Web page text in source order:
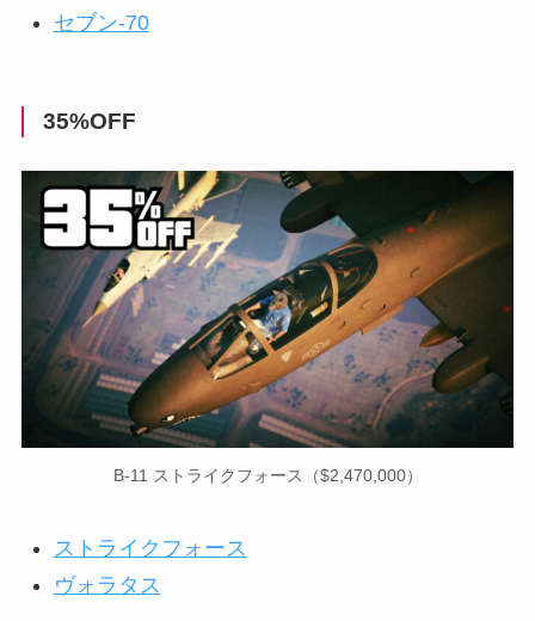
セブン-70
35%OFF
B-11 ストライクフォース（$2,470,000）
ストライクフォース
ヴォラタス